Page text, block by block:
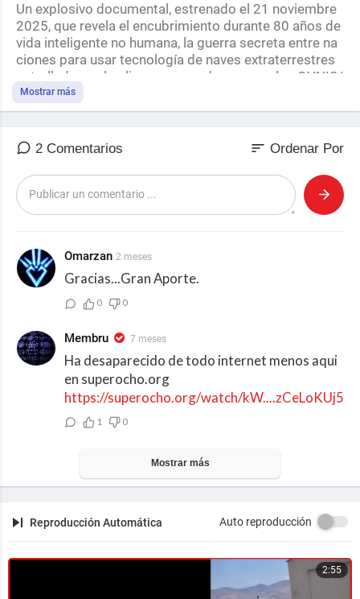
⁣Un explosivo documental, estrenado el 21 noviembre
2025, que revela el encubrimiento durante 80 años de
vida inteligente no humana, la guerra secreta entre na
ciones para usar tecnología de naves extraterrestres
estrelladas y el peligro que puede suponer los OVNIS/
UFOS/UAP/FANI para la humanidad.
Mostrar más
2 Comentarios sort Ordenar Por
Omarzan 2 meses
Gracias...Gran Aporte.
0 0
Membru 7 meses
Ha desaparecido de todo internet menos aqui
en superocho.org
https://superocho.org/watch/
1 0
Mostrar más
Reproducción Automática Auto reproducción
2:55